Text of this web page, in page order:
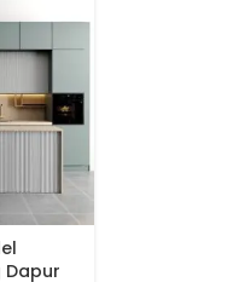
Dapur